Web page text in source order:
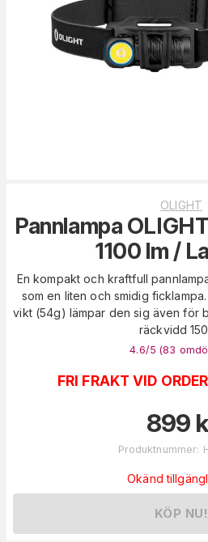
OLIGHT
Pannlampa
1100 lm /
En kompakt och kraftfull
som en liten och smidig
vikt (54g) lämpar den sig även för
räckvidd
4.6/5 (83
FRI FRAKT VID
899
Produktnummer:
Okänd
KÖP NU!